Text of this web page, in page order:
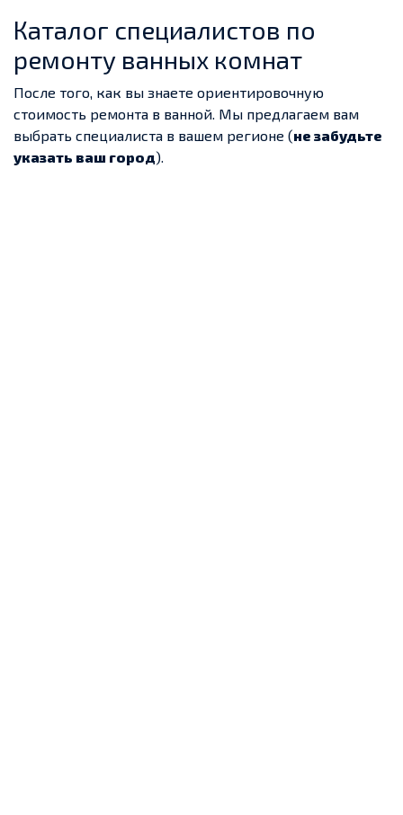
Каталог специалистов по
ремонту ванных комнат
После того, как вы знаете ориентировочную
стоимость ремонта в ванной. Мы предлагаем вам
выбрать специалиста в вашем регионе (не забудьте
указать ваш город).